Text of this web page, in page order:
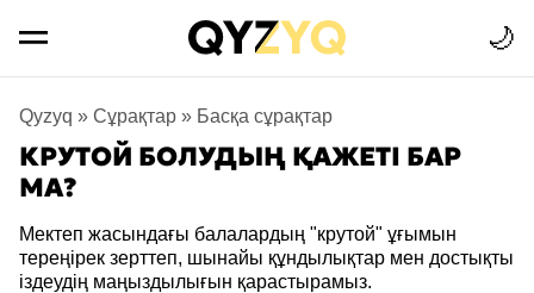
🌙
Qyzyq » Сұрақтар » Басқа сұрақтар
КРУТОЙ БОЛУДЫҢ ҚАЖЕТІ БАР
МА?
Мектеп жасындағы балалардың "крутой" ұғымын
тереңірек зерттеп, шынайы құндылықтар мен достықты
іздеудің маңыздылығын қарастырамыз.